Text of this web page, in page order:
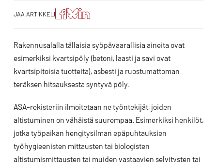
JAA ARTIKKELI
Jaa
artikkeli
Facebookissa
Jaa
artikkeli
Blueskyssa
Jako:
Jaa
artikkeli
Rakennusalalla tällaisia syöpävaarallisia aineita ovat
esimerkiksi kvartsipöly (betoni, laasti ja savi ovat
kvartsipitoisia tuotteita), asbesti ja ruostumattoman
teräksen hitsauksesta syntyvä pöly.
ASA-rekisteriin ilmoitetaan ne työntekijät, joiden
altistuminen on vähäistä suurempaa. Esimerkiksi henkilöt,
jotka työpaikan hengitysilman epäpuhtauksien
työhygieenisten mittausten tai biologisten
altistumismittausten tai muiden vastaavien selvitysten tai